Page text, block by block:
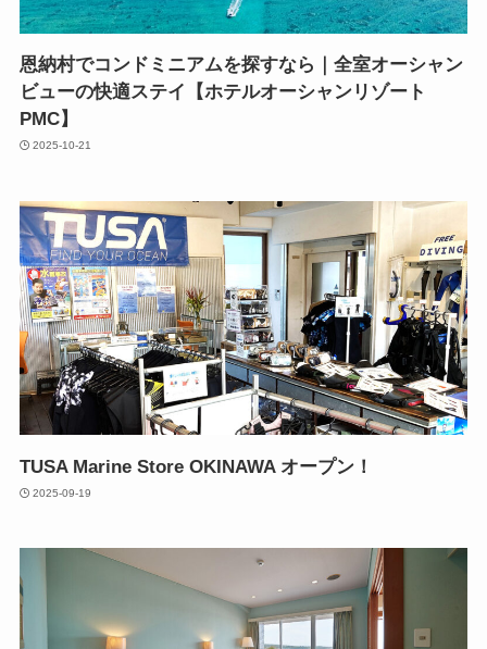
恩納村でコンドミニアムを探すなら｜全室オーシャン
ビューの快適ステイ【ホテルオーシャンリゾート
PMC】
2025-10-21
TUSA Marine Store OKINAWA オープン！
2025-09-19